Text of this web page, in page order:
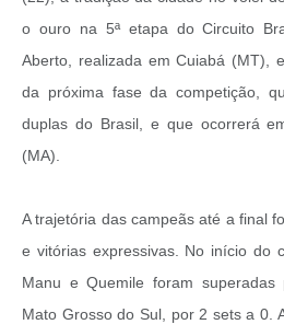
o ouro na 5ª etapa do Circuito
Aberto, realizada em Cuiabá (MT),
da próxima fase da competição,
duplas do Brasil, e que ocorrerá
(MA).
A trajetória das campeãs até a final
e vitórias expressivas. No início do
Manu e Quemile foram
Mato Grosso do Sul, por 2 sets a 0.